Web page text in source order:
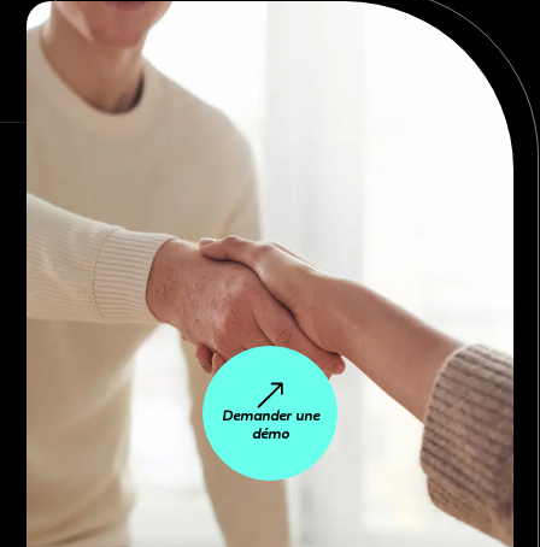
Demander une
démo